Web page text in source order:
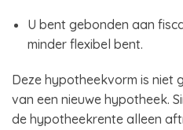
U bent gebonden aan
minder flexibel bent.
Deze hypotheekvorm is niet
van een nieuwe hypotheek.
de hypotheekrente alleen